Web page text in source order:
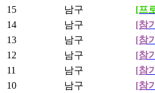
15
남구 [프
14
남구 [참
13
남구 [참
12
남구 [참
11
남구 [참
10
남구 [참